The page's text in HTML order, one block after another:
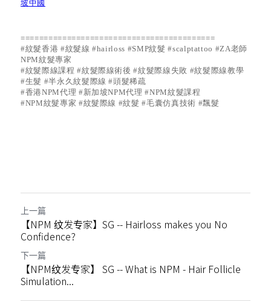
上一篇
【NPM 纹发专家】SG -- Hairloss makes you No
Confidence?
下一篇
【NPM纹发专家】 SG -- What is NPM - Hair Follicle
Simulation...